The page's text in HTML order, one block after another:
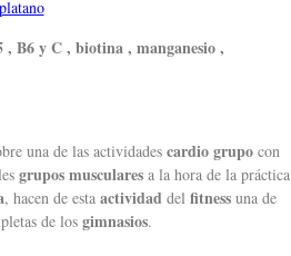
, B6 y C , biotina , manganesio ,
una de las actividades cardio grupo con
grupos musculares a la hora de la práctica
, hacen de esta actividad del fitness una de
de los gimnasios.